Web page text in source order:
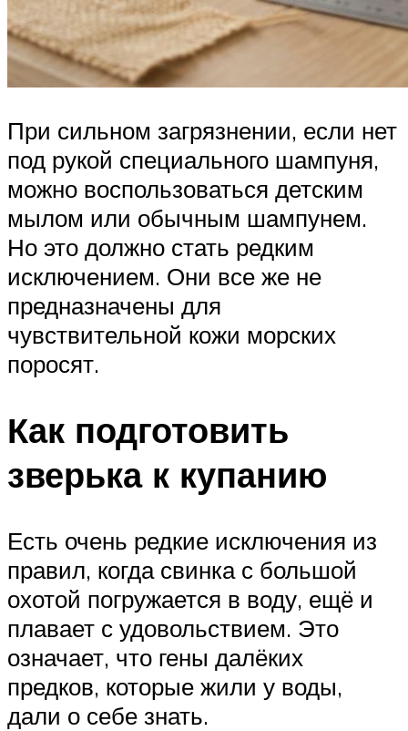
При сильном загрязнении, если нет
под рукой специального шампуня,
можно воспользоваться детским
мылом или обычным шампунем.
Но это должно стать редким
исключением. Они все же не
предназначены для
чувствительной кожи морских
поросят.
Как подготовить
зверька к купанию
Есть очень редкие исключения из
правил, когда свинка с большой
охотой погружается в воду, ещё и
плавает с удовольствием. Это
означает, что гены далёких
предков, которые жили у воды,
дали о себе знать.